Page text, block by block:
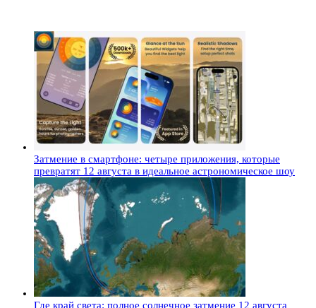
Затмение в смартфоне: четыре приложения, которые
превратят 12 августа в идеальное астрономическое шоу
Где край света: полное солнечное затмение 12 августа